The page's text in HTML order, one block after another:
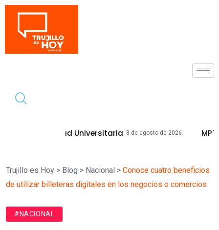
Universitaria 8 de agosto de 2026 MPT Mejorará
Trujillo es Hoy > Blog > Nacional > Conoce cuatro beneficios
de utilizar billeteras digitales en los negocios o comercios
#NACIONAL